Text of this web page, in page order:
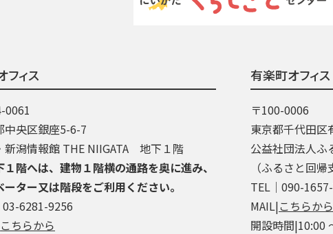
フィス
0061
中央区銀座5-6-7
新潟情報館 THE NIIGATA 地下１階
階へは、建物１階横の通路を奥に進み、
ーター又は階段をご利用ください。
6281-9256
こちらから
有楽町オフィス
〒100-0006
東京都千代田区
公益社団法人ふ
（ふるさと回
TEL│090-
MAIL|こちらから
開設時間|10:00